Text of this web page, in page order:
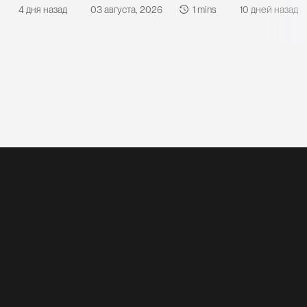
4 дня назад 03 августа, 2026 1 mins 10 дней назад